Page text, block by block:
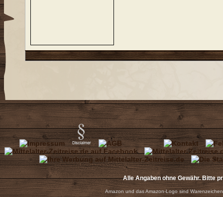
Alle Angaben ohne Gewähr. Bitte
Amazon und das Amazon-Logo sind